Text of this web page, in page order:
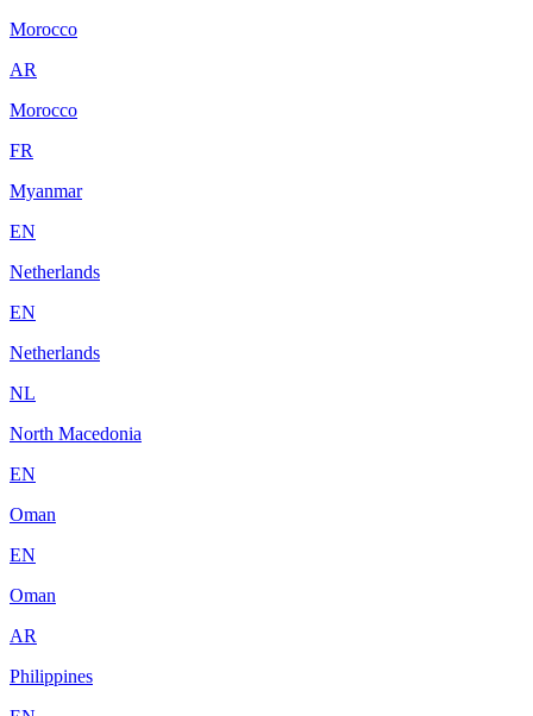
Morocco
AR
Morocco
FR
Myanmar
EN
Netherlands
EN
Netherlands
NL
North Macedonia
EN
Oman
EN
Oman
AR
Philippines